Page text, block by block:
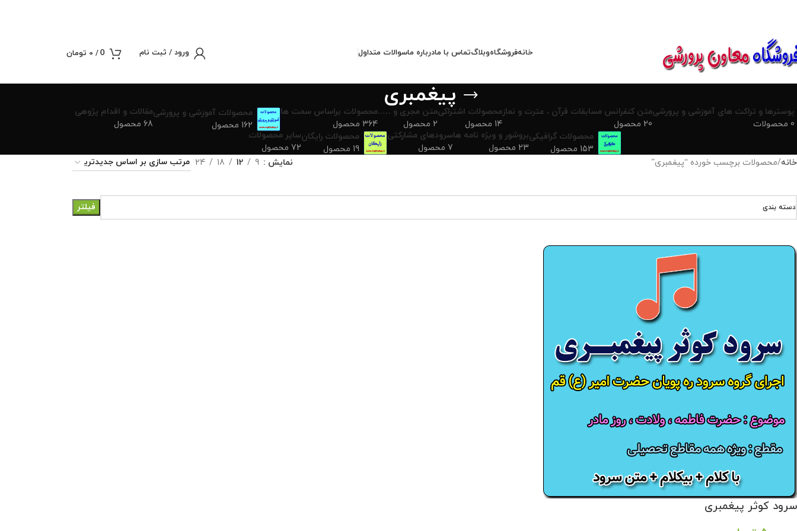
خانهفروشگاهوبلاگتماس با مادرباره ماسوالات متداول ورود / ثبت نام 0
/
0 تومان
پیغمبری
پوسترها و تراکت های آموزشی و پرورشی
0 محصولات
متن کنفرانس مسابقات قرآن ، عترت و نماز
20 محصول
محصولات اشتراکی
14 محصول
متن مجری و …..
2 محصول
محصولات براساس سمت ها
364 محصول
محصولات آموزشی و پرورشی
162 محصول
مقالات و اقدام پژوهی
68 محصول
محصولات گرافیکی
153 محصول
بروشور و ویژه نامه ها
23 محصول
سرودهای مشارکتی
7 محصول
محصولات رایگان
19 محصول
سایر محصولات
72 محصول
خانه محصولات برچسب خورده “پیغمبری” نمایش 9
12
18
24
دسته بندی فیلتر
سرود کوثر پیغمبری